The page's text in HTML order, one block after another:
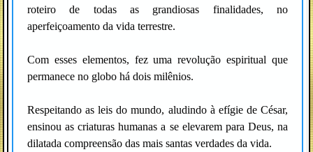
roteiro de todas as grandiosas finalidades, no
aperfeiçoamento da vida terrestre.
Com esses elementos, fez uma revolução espiritual que
permanece no globo há dois milênios.
Respeitando as leis do mundo, aludindo à efígie de César,
ensinou as criaturas humanas a se elevarem para Deus, na
dilatada compreensão das mais santas verdades da vida.